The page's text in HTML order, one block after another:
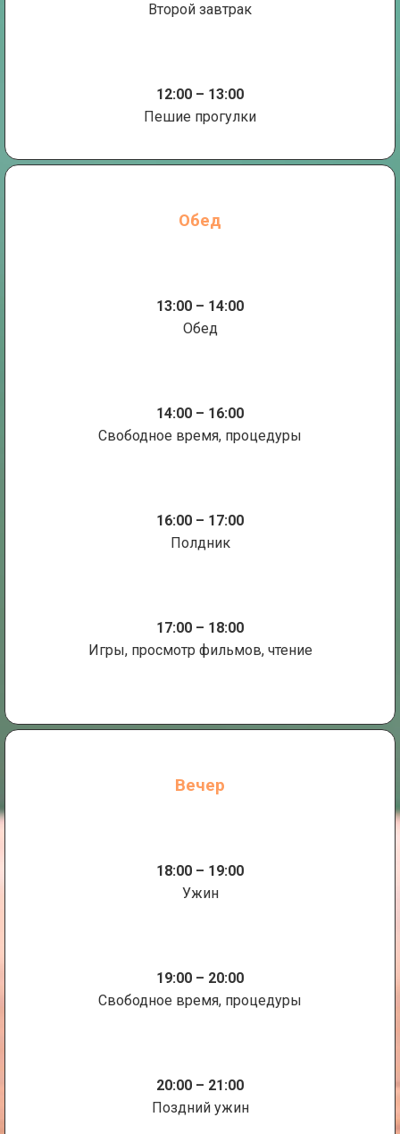
Второй завтрак
12:00 – 13:00
Пешие прогулки
Обед
13:00 – 14:00
Обед
14:00 – 16:00
Свободное время, процедуры
16:00 – 17:00
Полдник
17:00 – 18:00
Игры, просмотр фильмов, чтение
Вечер
18:00 – 19:00
Ужин
19:00 – 20:00
Свободное время, процедуры
20:00 – 21:00
Поздний ужин